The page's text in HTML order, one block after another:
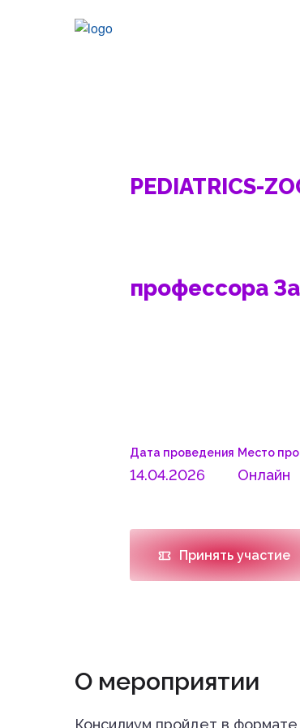
PEDIATRICS-
профессора
Дата проведения
14.04.2026
Место
Онлайн
Принять участие
О мероприятии
Консилиум пройдет в